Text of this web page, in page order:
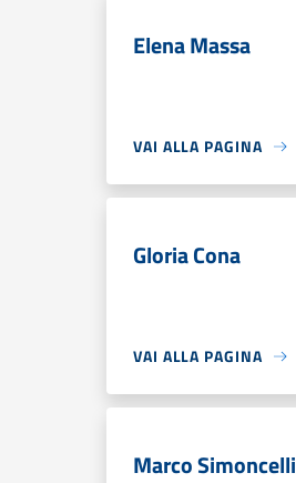
Elena Massa
VAI ALLA PAGINA
Gloria Cona
VAI ALLA PAGINA
Marco Simoncelli